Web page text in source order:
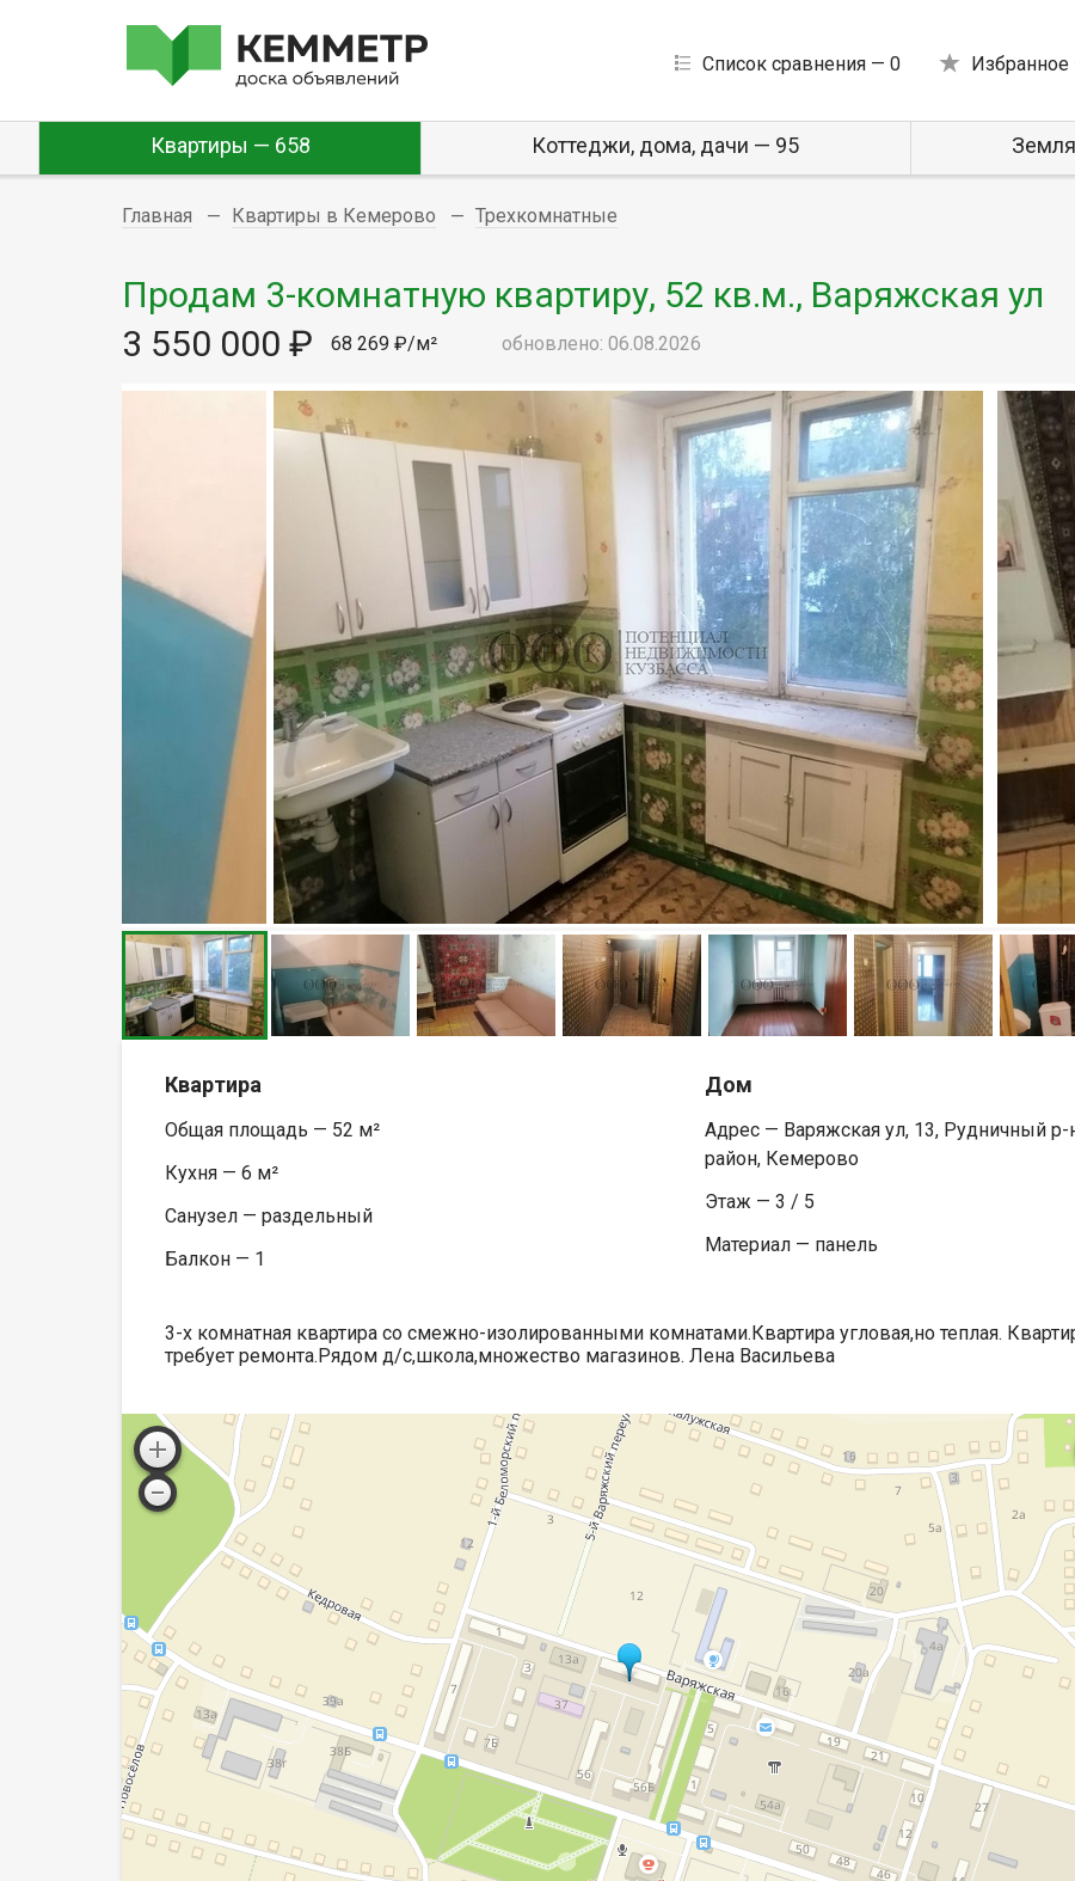
Список сравнения — 0 Избранное
Квартиры — 658 Коттеджи, дома, дачи — 95
Главная Квартиры в Кемерово Трехкомнатные
Продам 3-комнатную квартиру, 52 кв.м., Варяжская ул
3 550 000 ₽
68 269 ₽/м² обновлено: 06.08.2026
Квартира
Общая площадь — 52 м²
Кухня — 6 м²
Санузел — раздельный
Балкон — 1
Дом
Адрес — Варяжская ул, 13, Рудничный р-
район, Кемерово
Этаж — 3 / 5
Материал — панель
3-х комнатная квартира со смежно-изолированными комнатами.Квартира угловая,но теплая.
требует ремонта.Рядом д/с,школа,множество магазинов. Лена Васильева